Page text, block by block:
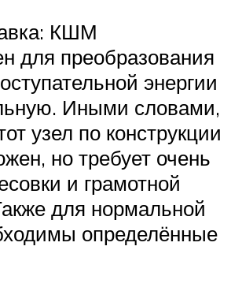
КШМ
для преобразования
энергии
Иными словами,
узел по конструкции
но требует очень
и грамотной
для нормальной
определённые